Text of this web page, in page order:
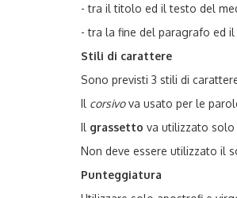
- tra il titolo ed il testo del
- tra la fine del paragrafo ed
Stili di carattere
Sono previsti 3 stili di
Il corsivova usato per le
Il grassetto va utilizzato
Non deve essere utilizzato il
Punteggiatura